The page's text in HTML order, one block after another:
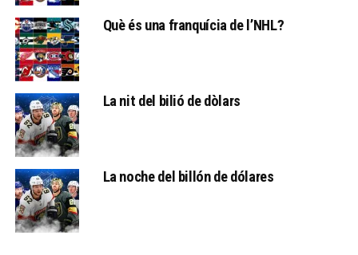
Què és una franquícia de l’NHL?
La nit del bilió de dòlars
La noche del billón de dólares